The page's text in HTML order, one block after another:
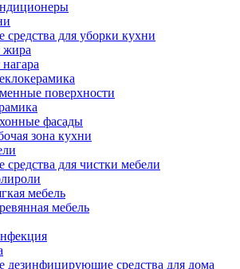
средства для уборки кухни
поверхности
фасады
зона кухни
средства для чистки мебели
мебель
мебель
дезинфицирующие средства для дома